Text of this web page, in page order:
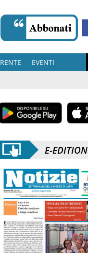
EVENTI
E-EDITION